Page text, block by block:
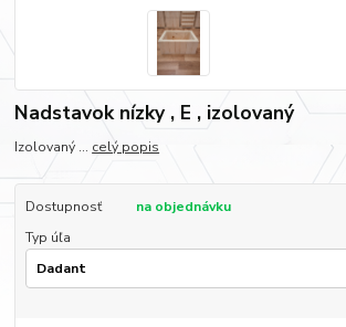
Nadstavok nízky , E , izolovaný
Izolovaný ... celý popis
Dostupnosť
na objednávku
Typ úľa